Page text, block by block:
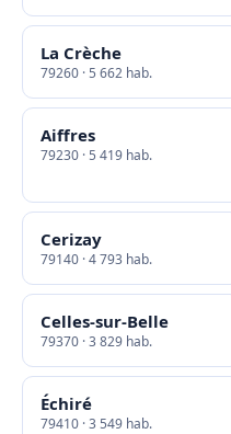
La Crèche
79260 · 5 662 hab.
Aiffres
79230 · 5 419 hab.
Cerizay
79140 · 4 793 hab.
Celles-sur-Belle
79370 · 3 829 hab.
Échiré
79410 · 3 549 hab.